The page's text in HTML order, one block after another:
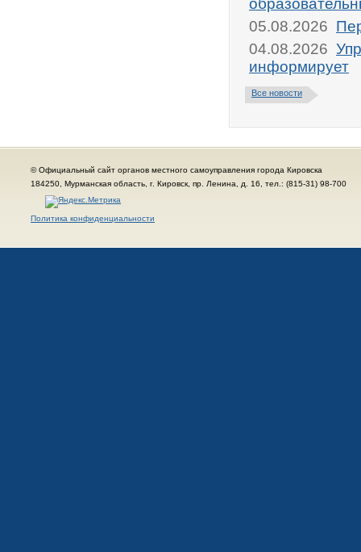
05.08.2026
04.08.2026
информирует
Все новости
© Официальный сайт органов местного самоуправления города Кировска
184250, Мурманская область, г. Кировск, пр. Ленина, д. 16, тел.: (815-31) 98-700
Политика конфиденциальности